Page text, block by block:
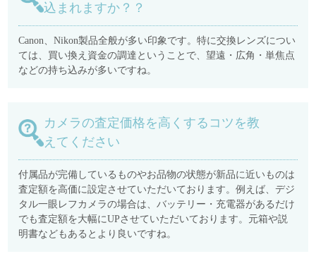
込まれますか？？
Canon、Nikon製品全般が多い印象です。特に交換レンズについ
ては、買い換え資金の調達ということで、望遠・広角・単焦点
などの持ち込みが多いですね。
カメラの査定価格を高くするコツを教
えてください
付属品が完備しているものやお品物の状態が新品に近いものは
査定額を高価に設定させていただいております。例えば、デジ
タル一眼レフカメラの場合は、バッテリー・充電器があるだけ
でも査定額を大幅にUPさせていただいております。元箱や説
明書などもあるとより良いですね。